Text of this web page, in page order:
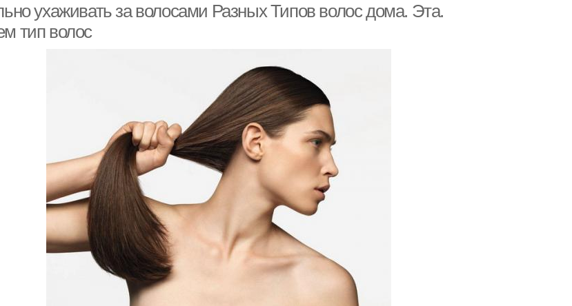
ухаживать за волосами Разных Типов волос дома. Эта.
тип волос